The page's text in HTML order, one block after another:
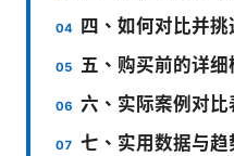
四、如何对比并
五、购买前的详细
六、实际案例对比
七、实用数据与趋